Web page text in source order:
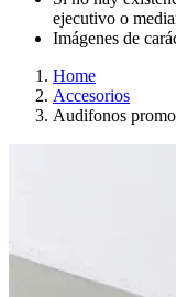
ejecutivo o
Imágenes de
Home
Accesorios
Audifonos